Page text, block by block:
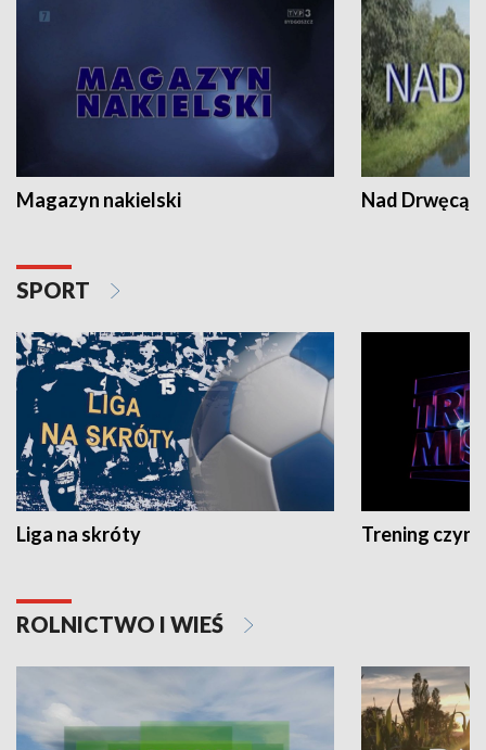
Magazyn nakielski Nad Drwęcą
SPORT
Liga na skróty Trening czyni
ROLNICTWO I WIEŚ